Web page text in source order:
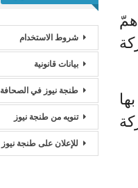
شروط الاستخدام
بيانات قانونية
طنجة نيوز في الصحافة
تنويه من طنجة نيوز
للإعلان على طنجة نيوز